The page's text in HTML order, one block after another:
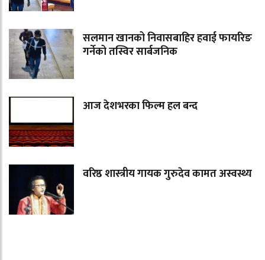
सलमान खानको निवासबाहिर हवाई फायरिङ
गर्नेको तस्विर सार्बजनिक
आज देशभरका फिल्म हल बन्द
वरिष्ठ शास्त्रीय गायक गुरुदेव कामत अस्वस्थ्य